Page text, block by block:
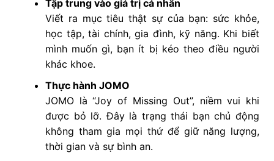
Tập trung vào giá trị cá nhân
Viết ra mục tiêu thật sự của bạn: sức khỏe,
học tập, tài chính, gia đình, kỹ năng. Khi biết
mình muốn gì, bạn ít bị kéo theo điều người
khác khoe.
Thực hành JOMO
JOMO là “Joy of Missing Out”, niềm vui khi
được bỏ lỡ. Đây là trạng thái bạn chủ động
không tham gia mọi thứ để giữ năng lượng,
thời gian và sự bình an.